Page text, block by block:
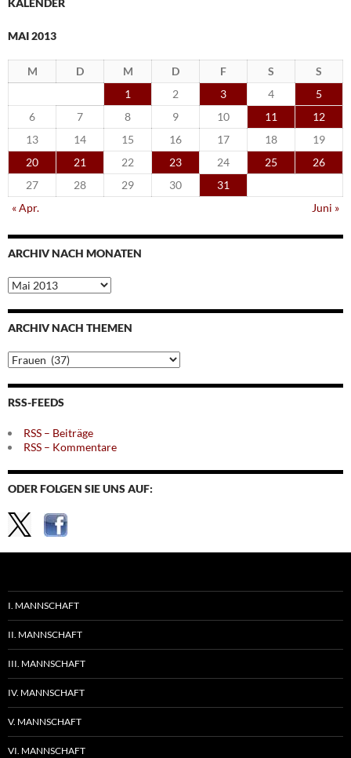
KALENDER
MAI 2013
M D M D F S
S
1
2 3 4
5
6
7 8 9 10 11
12
13
14 15 16 17 18
19
20
21 22 23 24 25
26
27
28 29 30
31
« Apr.
Juni »
ARCHIV NACH MONATEN
Archiv
nach
Monaten
ARCHIV NACH THEMEN
Archiv
nach
Themen
RSS-FEEDS
RSS – Beiträge
RSS – Kommentare
ODER FOLGEN SIE UNS AUF:
I. MANNSCHAFT
II. MANNSCHAFT
III. MANNSCHAFT
IV. MANNSCHAFT
V. MANNSCHAFT
VI. MANNSCHAFT